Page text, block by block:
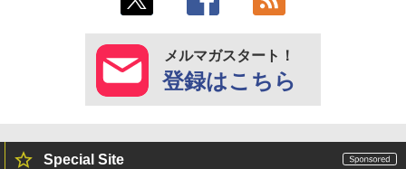
メルマガスタート！
登録はこちら
Special Site